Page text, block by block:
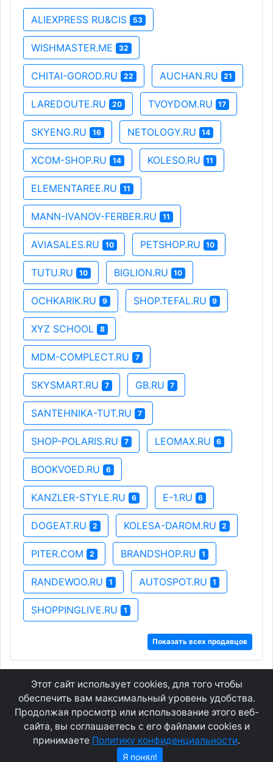
ALIEXPRESS RU&CIS 53
WISHMASTER.ME 32
CHITAI-GOROD.RU 22 AUCHAN.RU 21
LAREDOUTE.RU 20 TVOYDOM.RU 17
SKYENG.RU 16 NETOLOGY.RU 14
XCOM-SHOP.RU 14 KOLESO.RU 11
ELEMENTAREE.RU 11
MANN-IVANOV-FERBER.RU 11
AVIASALES.RU 10 PETSHOP.RU 10
TUTU.RU 10 BIGLION.RU 10
OCHKARIK.RU 9 SHOP.TEFAL.RU 9
XYZ SCHOOL 8
MDM-COMPLECT.RU 7
SKYSMART.RU 7 GB.RU 7
SANTEHNIKA-TUT.RU 7
SHOP-POLARIS.RU 7 LEOMAX.RU 6
BOOKVOED.RU 6
KANZLER-STYLE.RU 6 E-1.RU 6
DOGEAT.RU 2 KOLESA-DAROM.RU 2
PITER.COM 2 BRANDSHOP.RU 1
RANDEWOO.RU 1 AUTOSPOT.RU 1
SHOPPINGLIVE.RU 1
Показать всех продавцов
GEOWAP.MOBI© 2007 - 2021
Соглашение
Конфиденциальность
О сайте
Контакты
Этот сайт использует cookies, для того чтобы
обеспечить вам максимальный уровень удобства.
Продолжая просмотр или использование этого веб-
сайта, вы соглашаетесь с его файлами cookies и
принимаете Политику конфиденциальности.
Я понял!